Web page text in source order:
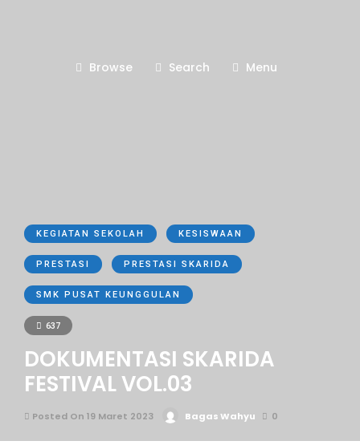
Browse Search Menu
KEGIATAN SEKOLAH KESISWAAN
PRESTASI PRESTASI SKARIDA
SMK PUSAT KEUNGGULAN
637
DOKUMENTASI SKARIDA
FESTIVAL VOL.03
Posted On 19 Maret 2023 Bagas Wahyu 0